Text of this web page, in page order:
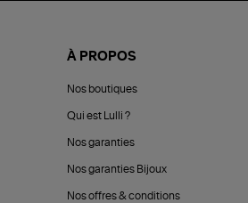
À PROPOS
Nos boutiques
Qui est Lulli ?
Nos garanties
Nos garanties Bijoux
Nos offres & conditions